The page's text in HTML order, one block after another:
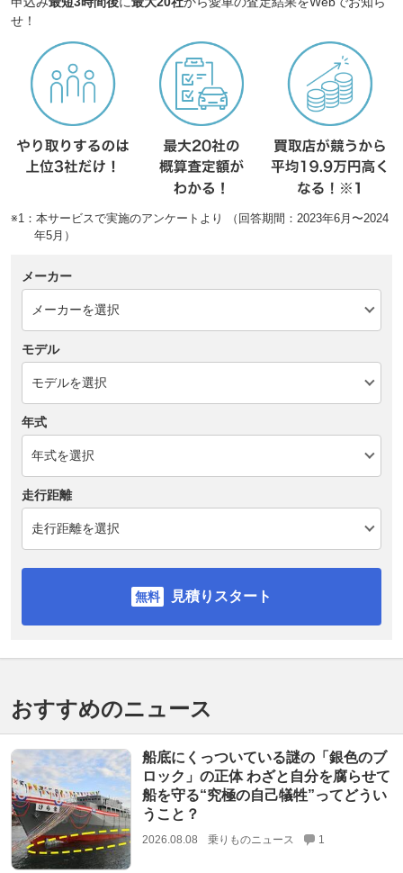
せ！
※1：本サービスで実施のアンケートより （回答期間：2023年6月〜2024
年5月）
メーカー
モデル
年式
走行距離
見積りスタート
おすすめのニュース
船底にくっついている謎の「銀色のブ
ロック」の正体 わざと自分を腐らせて
船を守る“究極の自己犠牲”ってどうい
うこと？
2026.08.08 乗りものニュース 1